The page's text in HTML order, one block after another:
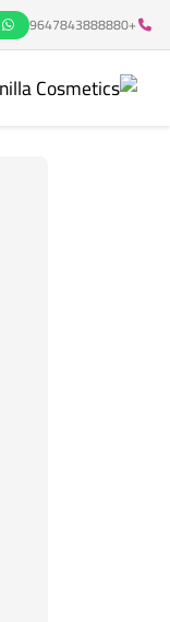
+9647843888880